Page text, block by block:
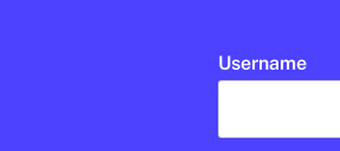
Username